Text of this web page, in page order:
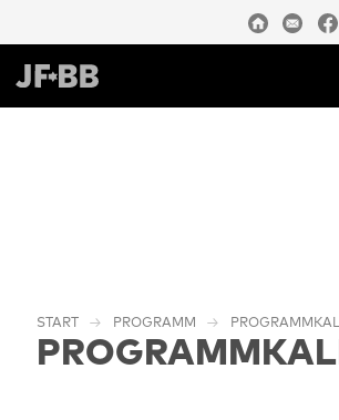
START PROGRAMM